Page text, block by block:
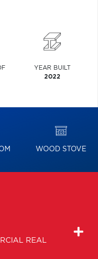
YEAR BUILT
2022
WOOD STOVE
REAL